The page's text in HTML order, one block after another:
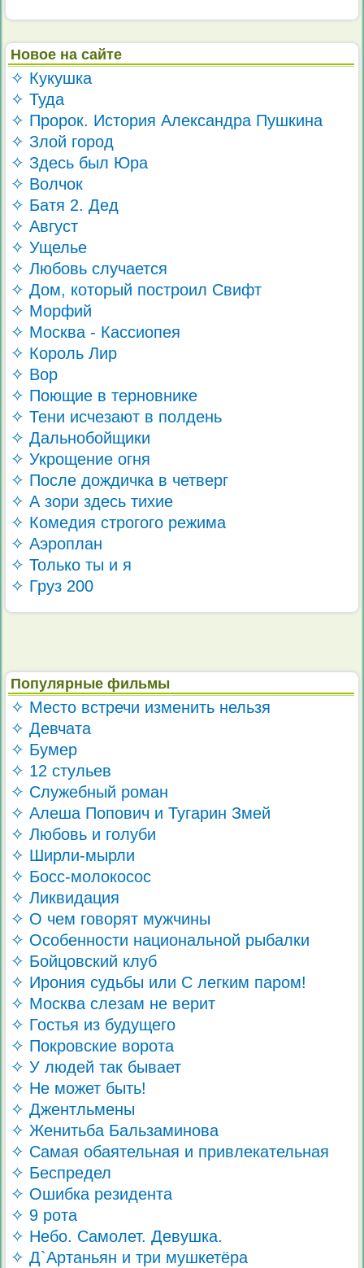
Новое на сайте
✧ Кукушка
✧ Туда
✧ Пророк. История Александра Пушкина
✧ Злой город
✧ Здесь был Юра
✧ Волчок
✧ Батя 2. Дед
✧ Август
✧ Ущелье
✧ Любовь случается
✧ Дом, который построил Свифт
✧ Морфий
✧ Москва - Кассиопея
✧ Король Лир
✧ Вор
✧ Поющие в терновнике
✧ Тени исчезают в полдень
✧ Дальнобойщики
✧ Укрощение огня
✧ После дождичка в четверг
✧ А зори здесь тихие
✧ Комедия строгого режима
✧ Аэроплан
✧ Только ты и я
✧ Груз 200
Популярные фильмы
✧ Место встречи изменить нельзя
✧ Девчата
✧ Бумер
✧ 12 стульев
✧ Служебный роман
✧ Алеша Попович и Тугарин Змей
✧ Любовь и голуби
✧ Ширли-мырли
✧ Босс-молокосос
✧ Ликвидация
✧ О чем говорят мужчины
✧ Особенности национальной рыбалки
✧ Бойцовский клуб
✧ Ирония судьбы или С легким паром!
✧ Москва слезам не верит
✧ Гостья из будущего
✧ Покровские ворота
✧ У людей так бывает
✧ Не может быть!
✧ Джентльмены
✧ Женитьба Бальзаминова
✧ Самая обаятельная и привлекательная
✧ Беспредел
✧ Ошибка резидента
✧ 9 рота
✧ Небо. Самолет. Девушка.
✧ Д`Артаньян и три мушкетёра